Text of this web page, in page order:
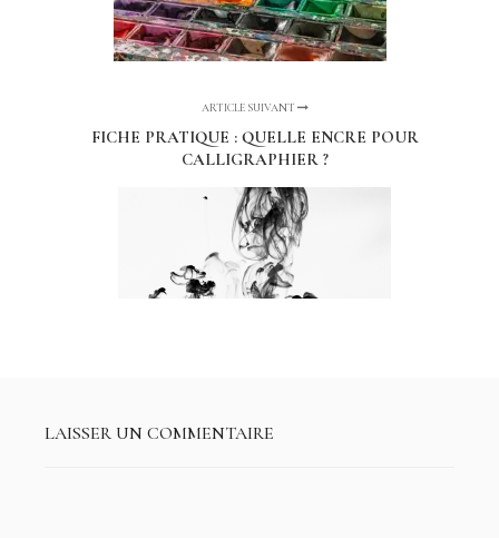
ARTICLE SUIVANT
FICHE PRATIQUE : QUELLE ENCRE POUR
CALLIGRAPHIER ?
LAISSER UN COMMENTAIRE